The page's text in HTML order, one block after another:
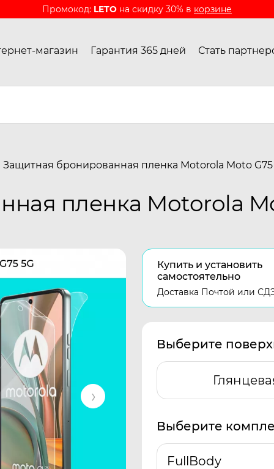
Промокод: LETO на скидку 30% в корзине
магазин Гарантия 365 дней Стать
Защитная бронированная пленка Motorola Moto G75
пленка Motorola
Купить и установить
самостоятельно
Доставка Почтой или
Выберите
Выберите
FullBody